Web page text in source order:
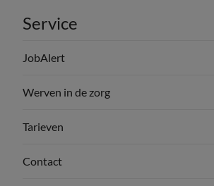
Service
JobAlert
Werven in de zorg
Tarieven
Contact